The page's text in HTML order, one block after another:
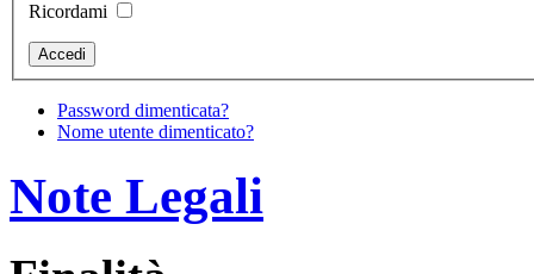
Ricordami
Password dimenticata?
Nome utente dimenticato?
Note Legali